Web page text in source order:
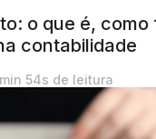
o que é, como
contabilidade
54s de leitura